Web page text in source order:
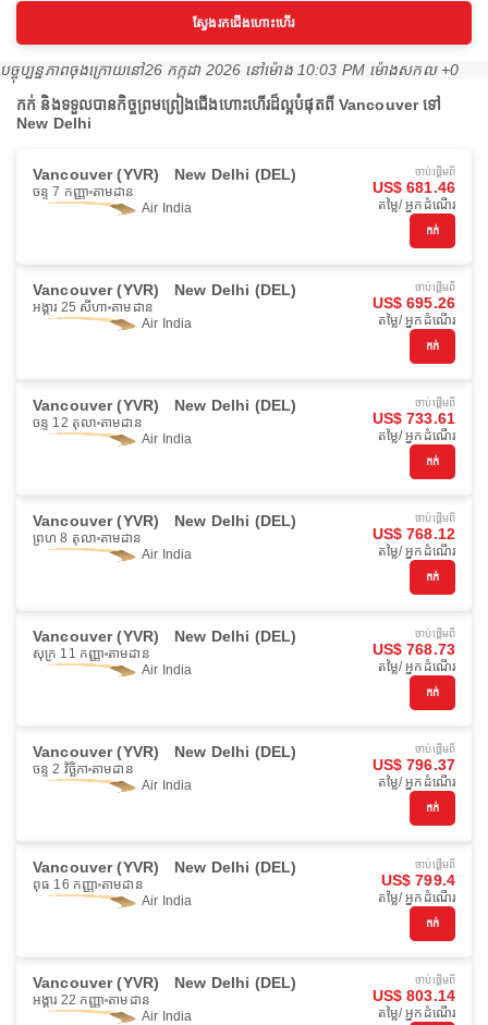
ស្វែងរកជើងហោះហើរ
បច្ចុប្បន្នភាពចុងក្រោយនៅ26 កក្កដា 2026 នៅ​ម៉ោង 10:03 PM ម៉ោង​សកល +0
កក់ និងទទួលបានកិច្ចព្រមព្រៀងជើងហោះហើរដ៏ល្អបំផុតពី Vancouver ទៅ
New Delhi
Vancouver (YVR) New Delhi (DEL)
ចន្ទ 7 កញ្ញា តាមដាន
Air India
ចាប់ផ្ដើមពី
US$ 681.46
តម្លៃ/ អ្នកដំណើរ
កក់
Vancouver (YVR) New Delhi (DEL)
អង្គារ 25 សីហា តាមដាន
Air India
ចាប់ផ្ដើមពី
US$ 695.26
តម្លៃ/ អ្នកដំណើរ
កក់
Vancouver (YVR) New Delhi (DEL)
ចន្ទ 12 តុលា តាមដាន
Air India
ចាប់ផ្ដើមពី
US$ 733.61
តម្លៃ/ អ្នកដំណើរ
កក់
Vancouver (YVR) New Delhi (DEL)
ព្រហ 8 តុលា តាមដាន
Air India
ចាប់ផ្ដើមពី
US$ 768.12
តម្លៃ/ អ្នកដំណើរ
កក់
Vancouver (YVR) New Delhi (DEL)
សុក្រ 11 កញ្ញា តាមដាន
Air India
ចាប់ផ្ដើមពី
US$ 768.73
តម្លៃ/ អ្នកដំណើរ
កក់
Vancouver (YVR) New Delhi (DEL)
ចន្ទ 2 វិច្ឆិកា តាមដាន
Air India
ចាប់ផ្ដើមពី
US$ 796.37
តម្លៃ/ អ្នកដំណើរ
កក់
Vancouver (YVR) New Delhi (DEL)
ពុធ 16 កញ្ញា តាមដាន
Air India
ចាប់ផ្ដើមពី
US$ 799.4
តម្លៃ/ អ្នកដំណើរ
កក់
Vancouver (YVR) New Delhi (DEL)
អង្គារ 22 កញ្ញា តាមដាន
Air India
ចាប់ផ្ដើមពី
US$ 803.14
តម្លៃ/ អ្នកដំណើរ